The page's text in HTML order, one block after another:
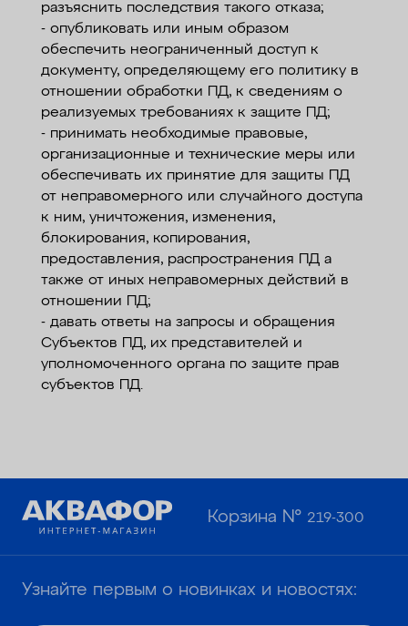
разъяснить последствия такого отказа;
- опубликовать или иным образом
обеспечить неограниченный доступ к
документу, определяющему его политику в
отношении обработки ПД, к сведениям о
реализуемых требованиях к защите ПД;
- принимать необходимые правовые,
организационные и технические меры или
обеспечивать их принятие для защиты ПД
от неправомерного или случайного доступа
к ним, уничтожения, изменения,
блокирования, копирования,
предоставления, распространения ПД а
также от иных неправомерных действий в
отношении ПД;
- давать ответы на запросы и обращения
Субъектов ПД, их представителей и
уполномоченного органа по защите прав
субъектов ПД.
Корзина № 219-300
Узнайте первым о новинках и новостях: